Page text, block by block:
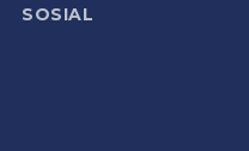
SOSIAL